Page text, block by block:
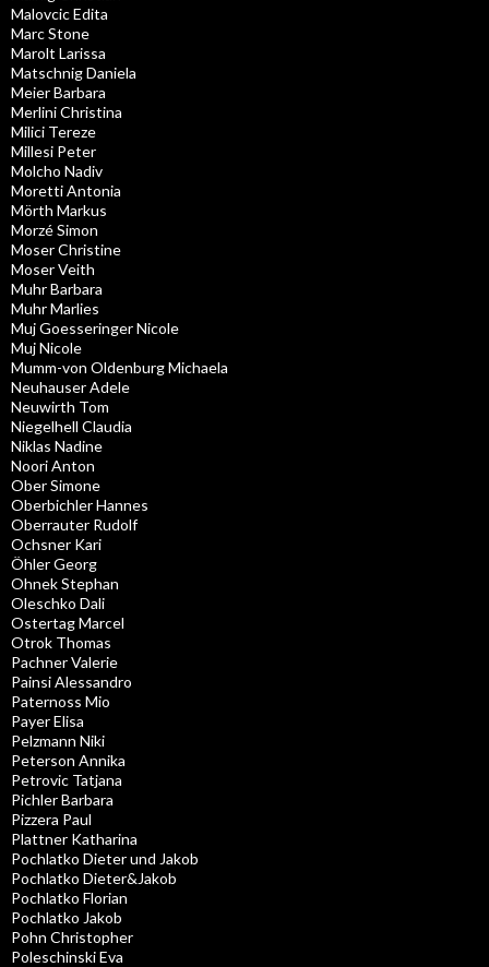
Malovcic Edita
Marc Stone
Marolt Larissa
Matschnig Daniela
Meier Barbara
Merlini Christina
Milici Tereze
Millesi Peter
Molcho Nadiv
Moretti Antonia
Mörth Markus
Morzé Simon
Moser Christine
Moser Veith
Muhr Barbara
Muhr Marlies
Muj Goesseringer Nicole
Muj Nicole
Mumm-von Oldenburg Michaela
Neuhauser Adele
Neuwirth Tom
Niegelhell Claudia
Niklas Nadine
Noori Anton
Ober Simone
Oberbichler Hannes
Oberrauter Rudolf
Ochsner Kari
Öhler Georg
Ohnek Stephan
Oleschko Dali
Ostertag Marcel
Otrok Thomas
Pachner Valerie
Painsi Alessandro
Paternoss Mio
Payer Elisa
Pelzmann Niki
Peterson Annika
Petrovic Tatjana
Pichler Barbara
Pizzera Paul
Plattner Katharina
Pochlatko Dieter und Jakob
Pochlatko Dieter&Jakob
Pochlatko Florian
Pochlatko Jakob
Pohn Christopher
Poleschinski Eva